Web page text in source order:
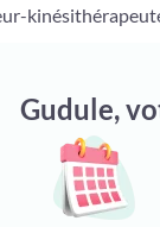
Gudule,